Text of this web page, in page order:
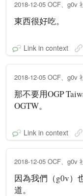
2018-12-05 OCF、g0v
東西很好吃。
Link in context
2018-12-05 OCF、g0v
那不要用OGP
OGTW。
Link in context
2018-12-05 OCF、g0v
因為我們（g0v）
道。